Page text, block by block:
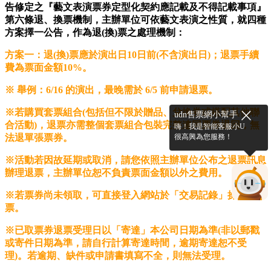
告修定之『藝文表演票券定型化契約應記載及不得記載事項』
第六條退、換票機制，主辦單位可依藝文表演之性質，就四種
方案擇一公告，作為退(換)票之處理機制：
方案一： 退(換)票應於演出日10日前(不含演出日) ；退票手續
費為票面金額10%。
※ 舉例：6/16 的演出，最晚需於 6/5 前申請退票。
※若購買套票組合(包括但不限於贈品、兌換券或搭配其他聯
合活動)，退票亦需整個套票組合包裝完整連同票券退回，無
法退單張票券。
※活動若因故延期或取消，請您依照主辦單位公布之退票訊息
辦理退票，主辦單位恕不負責票面金額以外之費用。
※若票券尚未領取，可直接登入網站於「交易記錄」操作退
票。
※已取票券退票受理日以「寄達」本公司日期為準(非以郵戳
或寄件日期為準，請自行計算寄達時間，逾期寄達恕不受
理)。若逾期、缺件或申請書填寫不全，則無法受理。
udn售票網小幫手
嗨！我是智能客服小U
很高興為您服務！